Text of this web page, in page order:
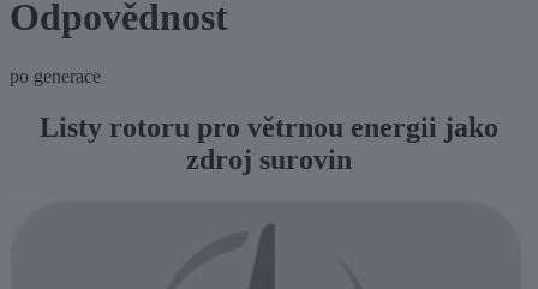
Odpověd­nost
po generace
Listy rotoru pro větrnou energii jako
zdroj surovin